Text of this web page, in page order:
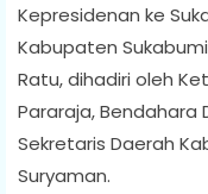
Kepresidenan ke
Kabupaten
Ratu, dihadiri oleh
Pararaja, Bendahara
Sekretaris Daerah
Suryaman.